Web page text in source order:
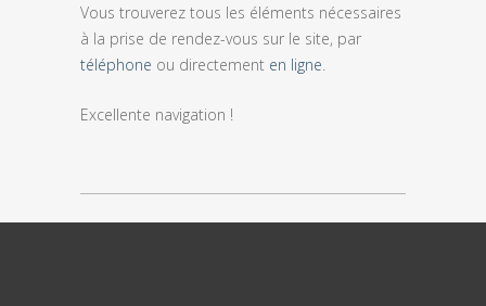
Vous trouverez tous les éléments nécessaires
à la prise de rendez-vous sur le site, par
téléphone ou directement en ligne
Excellente navigation !